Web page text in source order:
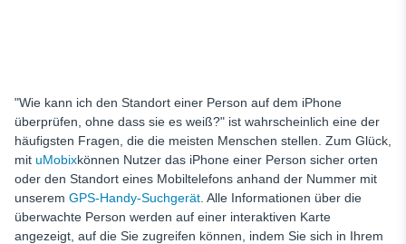
"Wie kann ich den Standort einer Person auf dem iPhone
überprüfen, ohne dass sie es weiß?" ist wahrscheinlich eine der
häufigsten Fragen, die die meisten Menschen stellen. Zum Glück,
mit uMobixkönnen Nutzer das iPhone einer Person sicher orten
oder den Standort eines Mobiltelefons anhand der Nummer mit
unserem GPS-Handy-Suchgerät . Alle Informationen über die
überwachte Person werden auf einer interaktiven Karte
angezeigt, auf die Sie zugreifen können, indem Sie sich in Ihrem